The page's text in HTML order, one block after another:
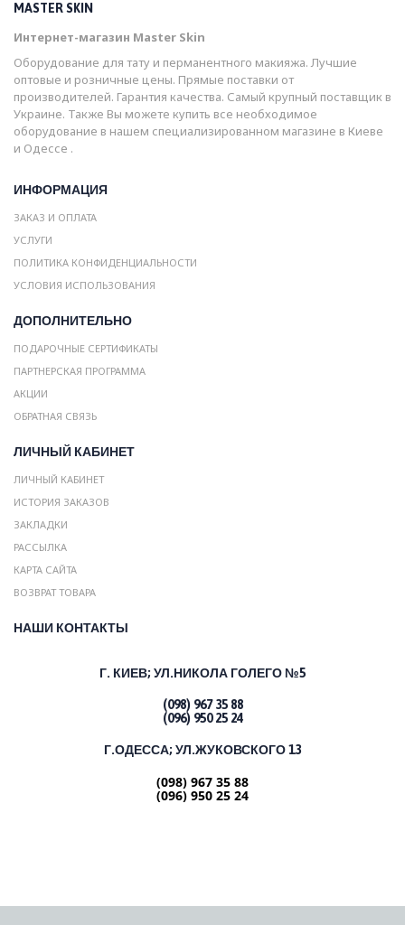
MASTER SKIN
Интернет-магазин Master Skin
Оборудование для тату и перманентного макияжа. Лучшие
оптовые и розничные цены. Прямые поставки от
производителей. Гарантия качества. Самый крупный поставщик в
Украине. Также Вы можете купить все необходимое
оборудование в нашем специализированном магазине в Киеве
и Одессе .
ИНФОРМАЦИЯ
ЗАКАЗ И ОПЛАТА
УСЛУГИ
ПОЛИТИКА КОНФИДЕНЦИАЛЬНОСТИ
УСЛОВИЯ ИСПОЛЬЗОВАНИЯ
ДОПОЛНИТЕЛЬНО
ПОДАРОЧНЫЕ СЕРТИФИКАТЫ
ПАРТНЕРСКАЯ ПРОГРАММА
АКЦИИ
ОБРАТНАЯ СВЯЗЬ
ЛИЧНЫЙ КАБИНЕТ
ЛИЧНЫЙ КАБИНЕТ
ИСТОРИЯ ЗАКАЗОВ
ЗАКЛАДКИ
РАССЫЛКА
КАРТА САЙТА
ВОЗВРАТ ТОВАРА
НАШИ КОНТАКТЫ
Г. КИЕВ; УЛ.НИКОЛА ГОЛЕГО №5
(098) 967 35 88
(096) 950 25 24
Г.ОДЕССА; УЛ.ЖУКОВСКОГО 13
(098) 967 35 88
(096) 950 25 24